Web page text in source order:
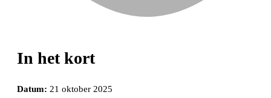
In het kort
Datum: 21 oktober 2025